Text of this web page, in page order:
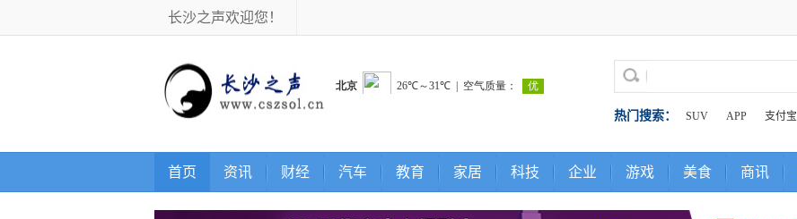
长沙之声欢迎您！
热门搜索： SUV APP 支付宝
首页 资讯 财经 汽车 教育 家居 科技 企业 游戏 美食 商讯